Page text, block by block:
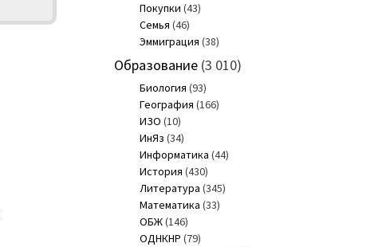
Покупки (43)
Семья (46)
Эммиграция (38)
Образование(3 010)
Биология (93)
География (166)
ИЗО (10)
ИнЯз (34)
Информатика (44)
История (430)
Литература (345)
Математика (33)
ОБЖ(146)
ОДНКНР (79)